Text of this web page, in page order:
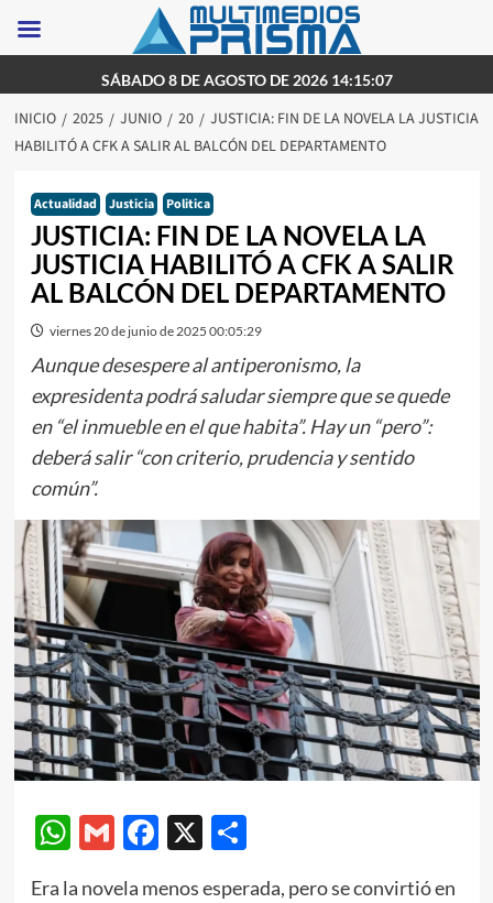
al
contenido
SÁBADO 8 DE AGOSTO DE 2026 14:15:07
INICIO 2025 JUNIO 20
JUSTICIA: FIN DE LA NOVELA LA JUSTICIA
HABILITÓ A CFK A SALIR AL BALCÓN DEL DEPARTAMENTO
Actualidad Justicia Politica
JUSTICIA: FIN DE LA NOVELA LA
JUSTICIA HABILITÓ A CFK A SALIR
AL BALCÓN DEL DEPARTAMENTO
viernes 20 de junio de 2025 00:05:29
Aunque desespere al antiperonismo, la
expresidenta podrá saludar siempre que se quede
en “el inmueble en el que habita”. Hay un “pero”:
deberá salir “con criterio, prudencia y sentido
común”.
WhatsApp
GmailFacebook
X Compartir
Era la novela menos esperada, pero se convirtió en